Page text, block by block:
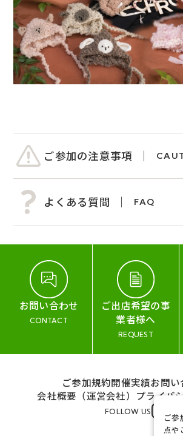
ご参加の注意事項
よくある質問 FAQ
お問い合わせ
CONTACT
ご出店希望の事
業者様へ
REQUEST
ご参加規約開催実績お問い
会社概要（運営会社） プライバ
FOLLOW US
ご参
点や